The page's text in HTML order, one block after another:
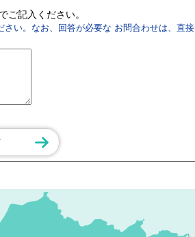
ご記入ください。
さい。なお、回答が必要な お問合わせは、直